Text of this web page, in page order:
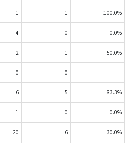
1 1 100.0%
4 0 0.0%
2 1 50.0%
0 0 –
6 5 83.3%
1 0 0.0%
20 6 30.0%